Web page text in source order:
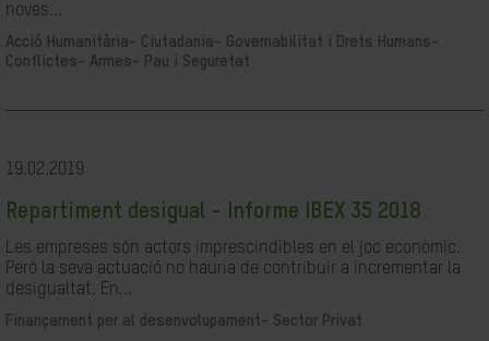
noves...
Acció Humanitària-
Ciutadania- Governabilitat i Drets Humans-
Conflictes- Armes- Pau i Seguretat
19.02.2019
Repartiment desigual - Informe IBEX 35 2018
Les empreses són actors imprescindibles en el joc econòmic.
Però la seva actuació no hauria de contribuir a incrementar la
desigualtat. En...
Finançament per al desenvolupament- Sector Privat